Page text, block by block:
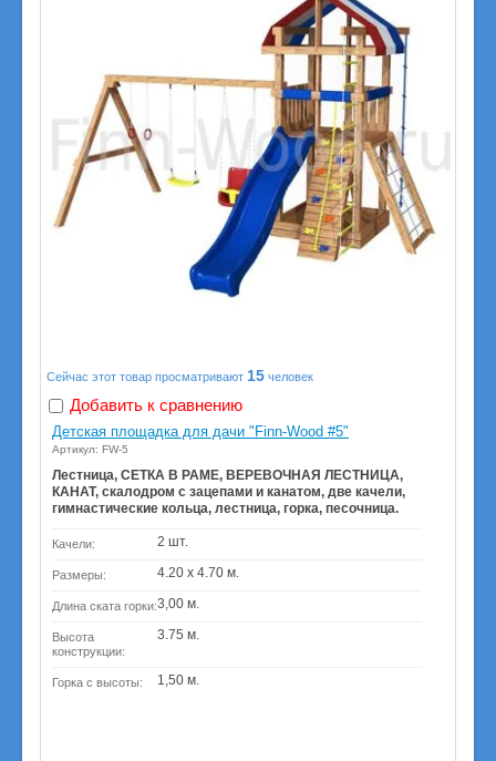
Сейчас этот товар просматривают 15 человек
Добавить к сравнению
Детская площадка для дачи "Finn-Wood #5"
Артикул: FW-5
Лестница, СЕТКА В РАМЕ, ВЕРЕВОЧНАЯ ЛЕСТНИЦА,
КАНАТ, скалодром с зацепами и канатом, две качели,
гимнастические кольца, лестница, горка, песочница.
Качели: 2 шт.
Размеры: 4.20 х 4.70 м.
Длина ската горки:3,00 м.
Высота
конструкции:
3.75 м.
Горка с высоты: 1,50 м.